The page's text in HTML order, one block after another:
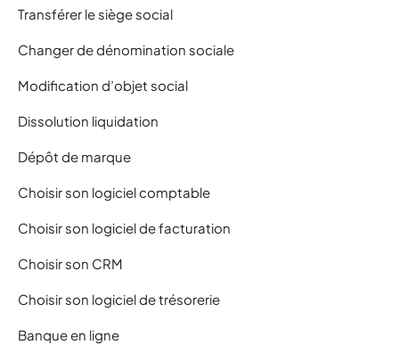
Transférer le siège social
Changer de dénomination sociale
Modification d’objet social
Dissolution liquidation
Dépôt de marque
Choisir son logiciel comptable
Choisir son logiciel de facturation
Choisir son CRM
Choisir son logiciel de trésorerie
Banque en ligne